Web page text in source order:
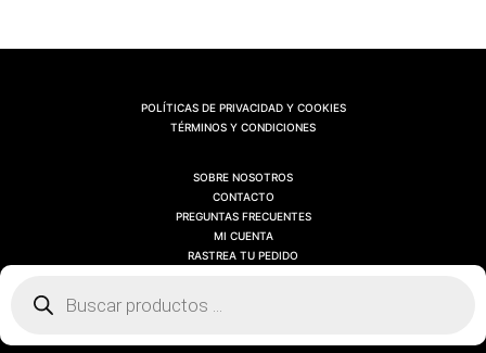
POLÍTICAS DE PRIVACIDAD Y COOKIES
TÉRMINOS Y CONDICIONES
SOBRE NOSOTROS
CONTACTO
PREGUNTAS FRECUENTES
MI CUENTA
RASTREA TU PEDIDO
Búsqueda